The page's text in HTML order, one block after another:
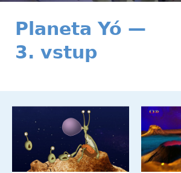
Planeta Yó —
3. vstup